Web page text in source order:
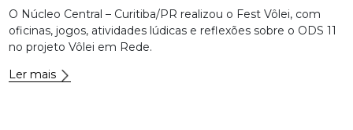
O Núcleo Central – Curitiba/PR realizou o Fest Vôlei, com
oficinas, jogos, atividades lúdicas e reflexões sobre o ODS 11
no projeto Vôlei em Rede.
Ler mais